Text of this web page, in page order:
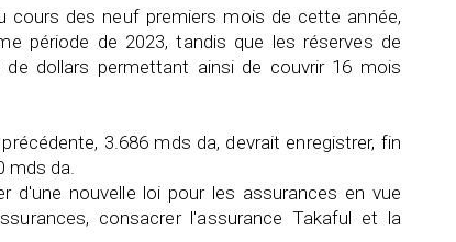
cours des neuf premiers mois de cette année,
période de 2023, tandis que les réserves de
dollars permettant ainsi de couvrir 16 mois
3.686 mds da, devrait enregistrer, fin
mds da.
d'une nouvelle loi pour les assurances en vue
consacrer l'assurance Takaful et la